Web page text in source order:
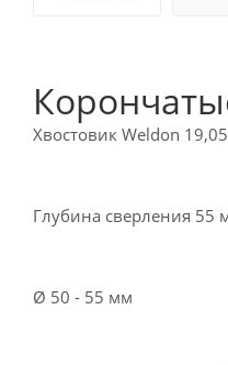
Хвостовик Weldon
Глубина сверления 55
Ø 50 - 55 мм